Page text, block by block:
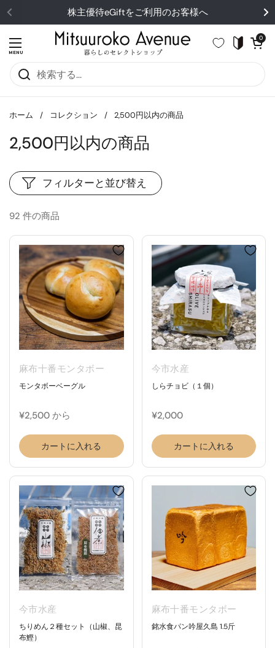
コンテンツへスキップ株主優待eGiftをご利用のお客様へ
メニューを開く
MENU
カートを開
0
ホーム / コレクション / 2,500円以内の商品
2,500円以内の商品
92 件の商品
フィルターと並び替え
麻布十番モンタボー
モンタボーベーグル
¥2,500 から
カートに入れる
今市水産
しらチョビ（１個）
¥2,000
カートに入れる
今市水産
ちりめん２種セット（山椒、昆
布鰹）
麻布十番モンタボー
銘水食パン吟屋久島 1.5斤